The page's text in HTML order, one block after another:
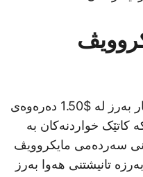
کەڤەری مایکروویڤ، کە زۆر جار بەرز لە $1.50 دەرەوەی
کاتێک خواردنەکان بە
سەردەمی مایکروویڤ
تانیشتنی هەوا بەرز